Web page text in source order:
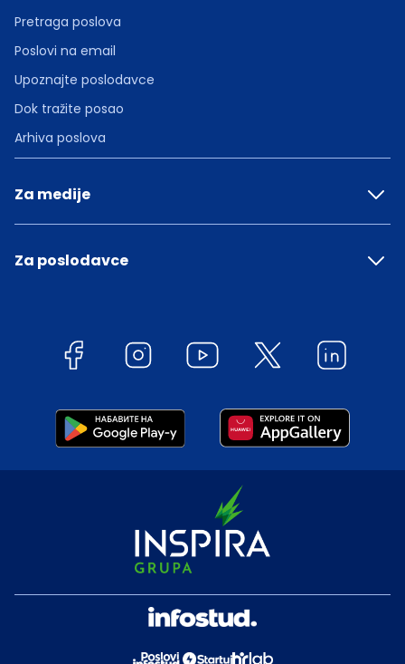
Pretraga poslova
Poslovi na email
Upoznajte poslodavce
Dok tražite posao
Arhiva poslova
Za medije
Za poslodavce